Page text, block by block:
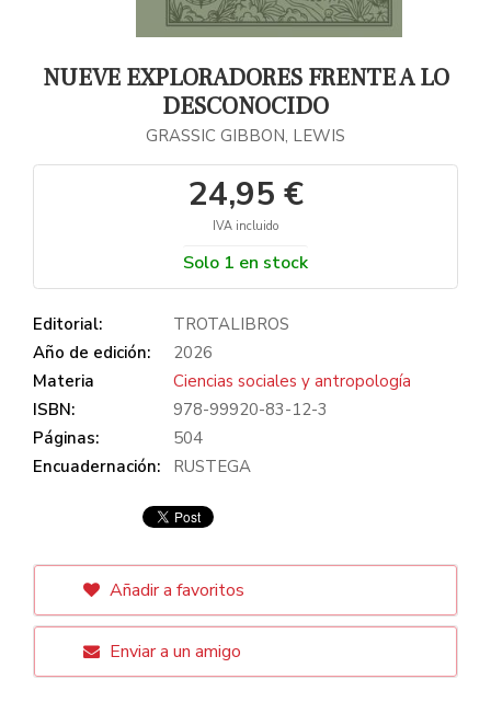
NUEVE EXPLORADORES FRENTE A LO
DESCONOCIDO
GRASSIC GIBBON, LEWIS
24,95 €
IVA incluido
Solo 1 en stock
Editorial:
TROTALIBROS
Año de edición:
2026
Materia
Ciencias sociales y antropología
ISBN:
978-99920-83-12-3
Páginas:
504
Encuadernación:
RUSTEGA
Añadir a favoritos
Enviar a un amigo